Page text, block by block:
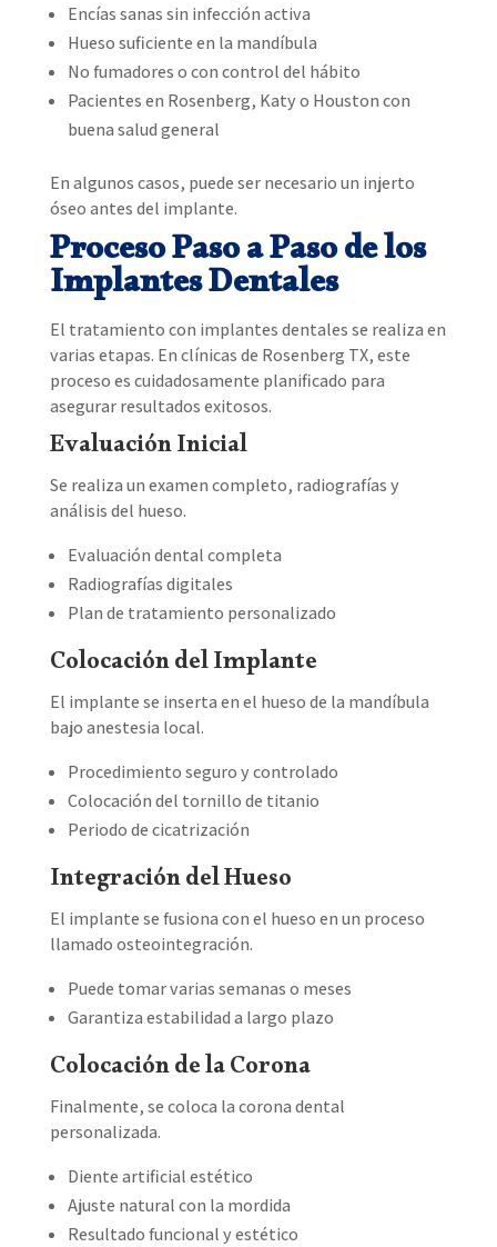
Encías sanas sin infección activa
Hueso suficiente en la mandíbula
No fumadores o con control del hábito
Pacientes en Rosenberg, Katy o Houston con
buena salud general
En algunos casos, puede ser necesario un injerto
óseo antes del implante.
Proceso Paso a Paso de los
Implantes Dentales
El tratamiento con implantes dentales se realiza en
varias etapas. En clínicas de Rosenberg TX, este
proceso es cuidadosamente planificado para
asegurar resultados exitosos.
Evaluación Inicial
Se realiza un examen completo, radiografías y
análisis del hueso.
Evaluación dental completa
Radiografías digitales
Plan de tratamiento personalizado
Colocación del Implante
El implante se inserta en el hueso de la mandíbula
bajo anestesia local.
Procedimiento seguro y controlado
Colocación del tornillo de titanio
Periodo de cicatrización
Integración del Hueso
El implante se fusiona con el hueso en un proceso
llamado osteointegración.
Puede tomar varias semanas o meses
Garantiza estabilidad a largo plazo
Colocación de la Corona
Finalmente, se coloca la corona dental
personalizada.
Diente artificial estético
Ajuste natural con la mordida
Resultado funcional y estético